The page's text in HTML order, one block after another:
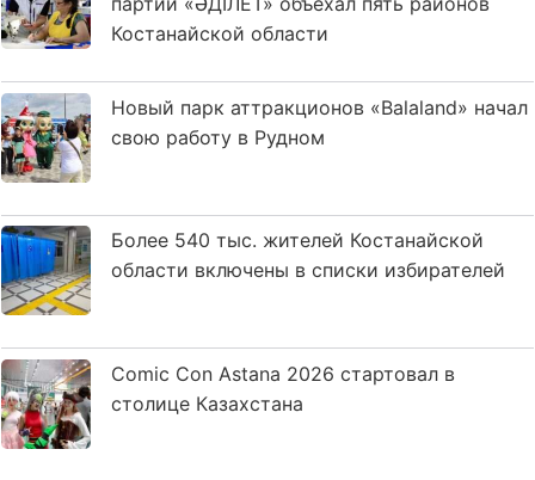
Костанайской области
Новый парк аттракционов «Balaland» начал
свою работу в Рудном
Более 540 тыс. жителей Костанайской
области включены в списки избирателей
Comic Con Astana 2026 стартовал в
столице Казахстана